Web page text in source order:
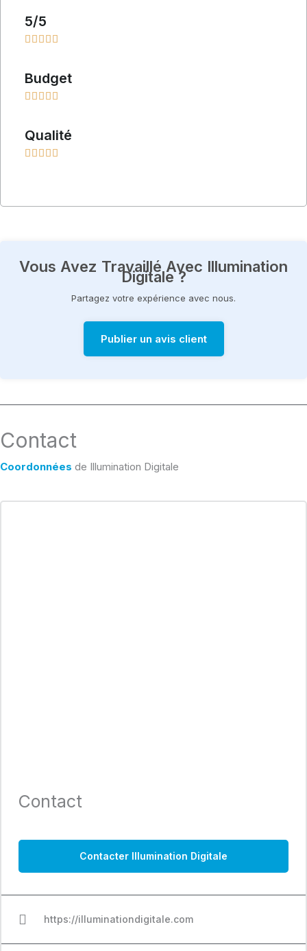
5/5
    
Budget
    
Qualité
    
Vous Avez Travaillé Avec Illumination
Digitale ?
Partagez votre expérience avec nous.
Publier un avis client
Contact
Coordonnées de Illumination Digitale
Contact
Contacter Illumination Digitale
https://illuminationdigitale.com